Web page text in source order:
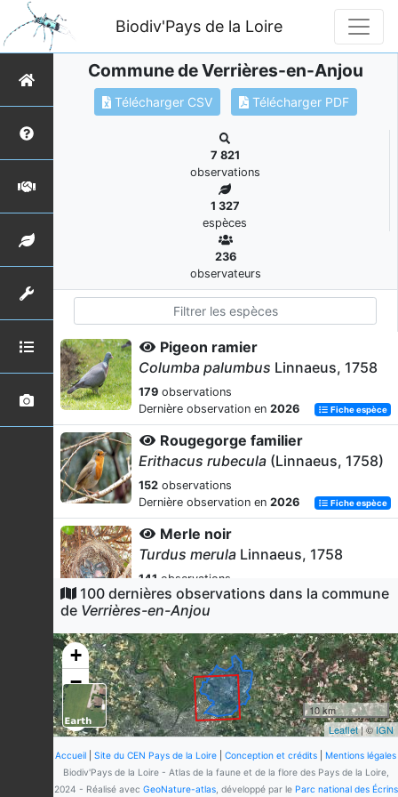
Biodiv'Pays de la Loire
Commune de Verrières-en-Anjou
Télécharger CSV Télécharger PDF
7 821
observations
1 327
espèces
236
observateurs
Pigeon ramier
Columba palumbus Linnaeus, 1758
179 observations
Dernière observation en 2026 Fiche espèce
Rougegorge familier
Erithacus rubecula (Linnaeus, 1758)
152 observations
Dernière observation en 2026 Fiche espèce
Merle noir
Turdus merula Linnaeus, 1758
141 observations
Dernière observation en2026 Fiche espèce
Passer domesticus(Linnaeus, 1758)
134observations
Dernière observation en2026 Fiche espèce
Chevreuil européen
Capreolus capreolus(Linnaeus,
1758)
115
observations
100 dernières observations dans la commune
de Verrières-en-Anjou
+
−
10 km
Leaflet| ©IGN
Accueil Site du CEN Pays de la Loire Conception et crédits
Mentions légales
Biodiv'Pays de la Loire - Atlas de la faune et de la flore des Pays de la Loire,
2024 - Réalisé avec GeoNature-atlas, développé par le Parc national des Écrins